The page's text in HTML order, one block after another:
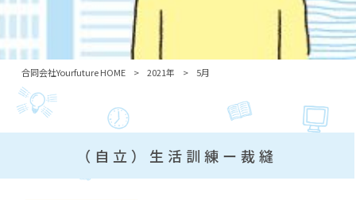
合同会社Yourfuture HOME > 2021年 > 5月
（自立）生活訓練ー裁縫